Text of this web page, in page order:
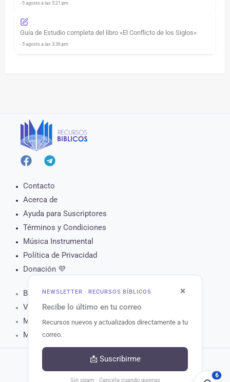
- 5 agosto a las 5:21 pm
Guía de Estudio completa del libro «El Conflicto de los Siglos»
- 5 agosto a las 3:36 pm
×
NEWSLETTER · RECURSOS BÍBLICOS
Recibe lo último en tu correo
Recursos nuevos y actualizados directamente a tu
correo.
📩 Suscribirme
Sin spam · Cancela cuando quieras
Contacto
Acerca de
Ayuda para Suscriptores
Términos y Condiciones
Música Instrumental
Política de Privacidad
Donación 💜
Biblia Online
Versículo del Día
Muro de Oración
Matutina para Hoy
Copyright © 2026 Recursos Bíblicos. 6